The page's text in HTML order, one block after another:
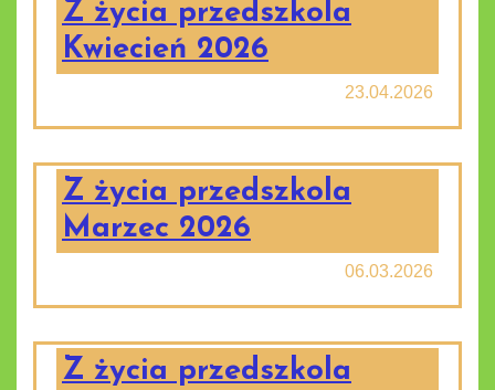
Z życia przedszkola
Kwiecień 2026
23.04.2026
Z życia przedszkola
Marzec 2026
06.03.2026
Z życia przedszkola